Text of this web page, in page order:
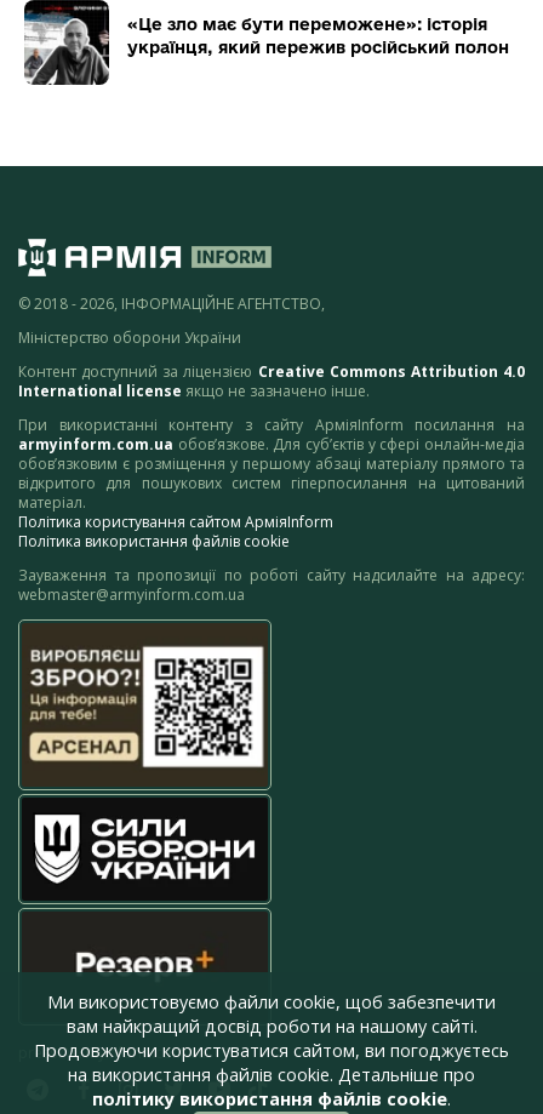
«Це зло має бути переможене»: історія
українця, який пережив російський полон
© 2018 - 2026, ІНФОРМАЦІЙНЕ АГЕНТСТВО,
Міністерство оборони України
Контент доступний за ліцензією Creative Commons Attribution 4.0
International license якщо не зазначено інше.
При використанні контенту з сайту АрміяInform посилання на
armyinform.com.ua обов’язкове. Для суб’єктів у сфері онлайн-медіа
обов’язковим є розміщення у першому абзаці матеріалу прямого та
відкритого для пошукових систем гіперпосилання на цитований
матеріал.
Політика користування сайтом АрміяInform
Політика використання файлів cookie
Зауваження та пропозиції по роботі сайту надсилайте на адресу:
webmaster@armyinform.com.ua
press@armyinform.com.ua
Ми використовуємо файли cookie, щоб забезпечити
вам найкращий досвід роботи на нашому сайті.
Продовжуючи користуватися сайтом, ви погоджуєтесь
на використання файлів cookie. Детальніше про
політику використання файлів cookie.